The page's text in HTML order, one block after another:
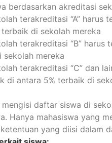
berdasarkan akreditasi
terakreditasi “A” harus
di sekolah mereka
terakreditasi “B” harus
sekolah mereka
terakreditasi “C” dan
di antara 5% terbaik di
mengisi daftar siswa di
Hanya mahasiswa yang
yang diisi dalam